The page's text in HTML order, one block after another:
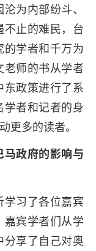
为内部纷斗、
止的难民，台
学者和千万为
师的书从学者
政策进行了系
者和记者的身
更多的读者。
政府的影响与
习了各位嘉宾
宾学者们从学
享了自己对奥